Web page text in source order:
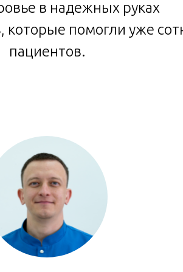
в надежных руках
которые помогли уже
пациентов.